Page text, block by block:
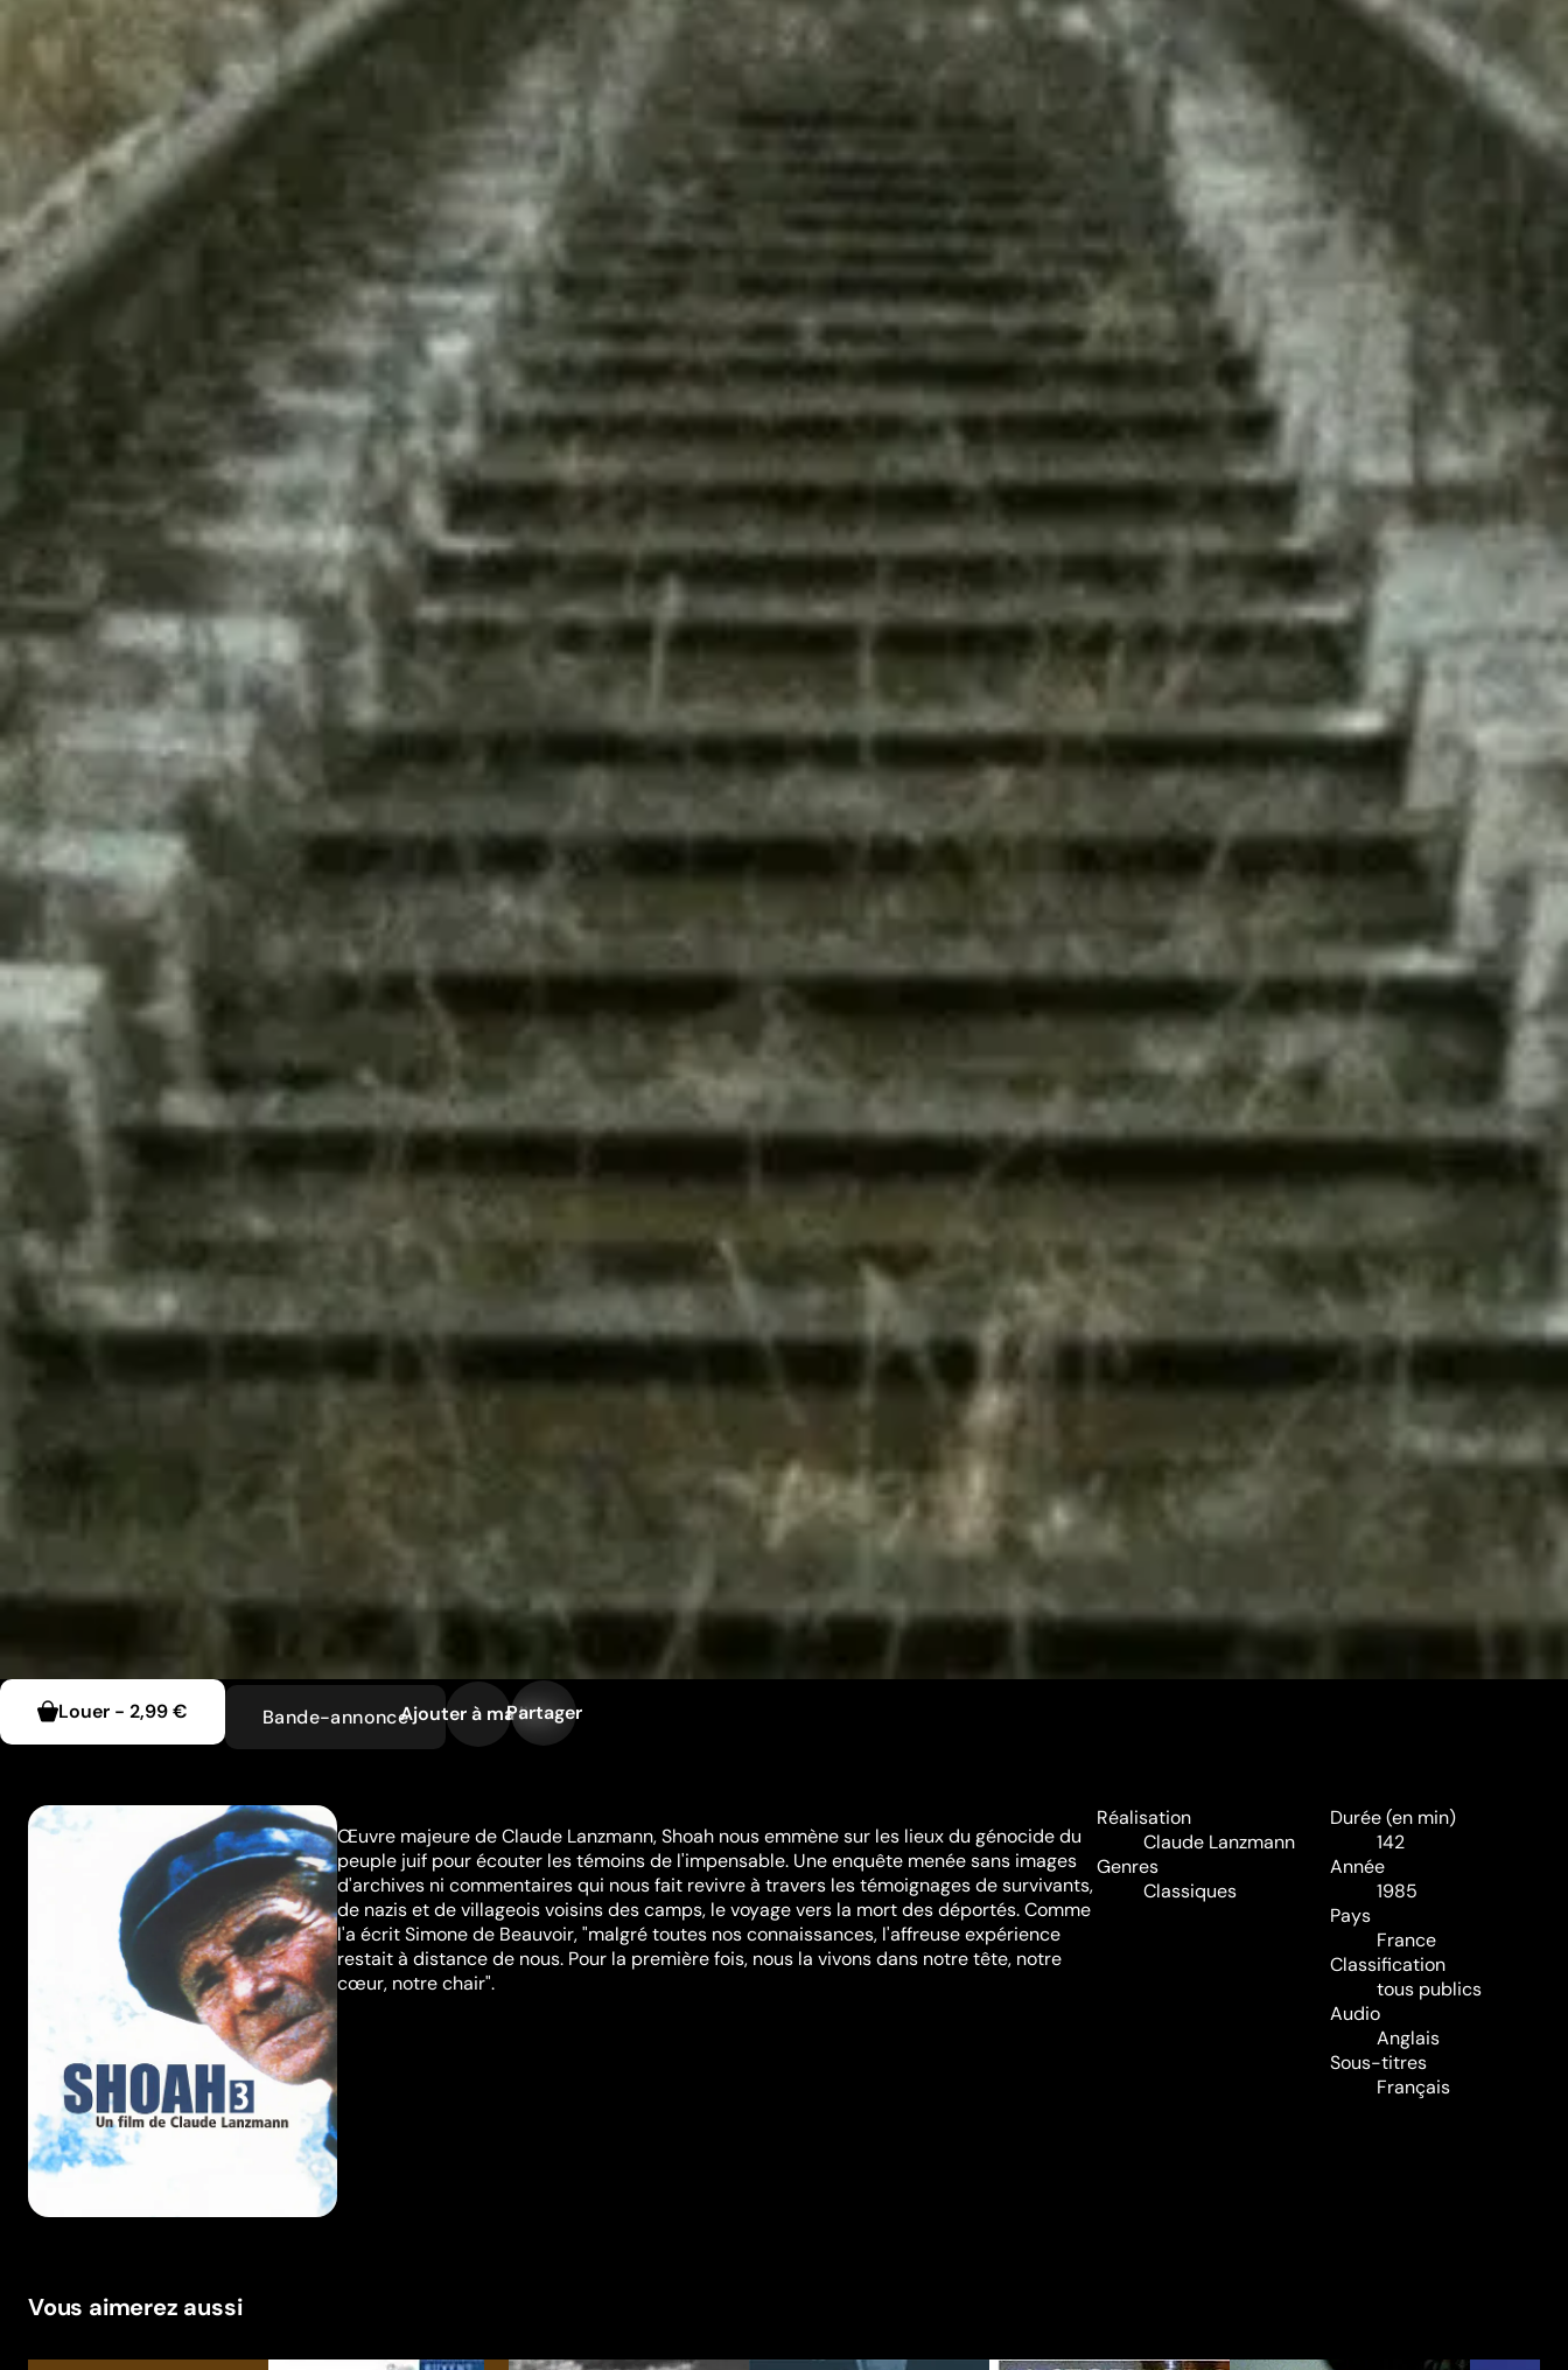
Louer - 2,99 € Bande-annonceAjouter à ma liste
Partager
Œuvre majeure de Claude Lanzmann, Shoah nous emmène sur les lieux du génocide du
peuple juif pour écouter les témoins de l'impensable. Une enquête menée sans images
d'archives ni commentaires qui nous fait revivre à travers les témoignages de survivants,
de nazis et de villageois voisins des camps, le voyage vers la mort des déportés. Comme
l'a écrit Simone de Beauvoir, "malgré toutes nos connaissances, l'affreuse expérience
restait à distance de nous. Pour la première fois, nous la vivons dans notre tête, notre
cœur, notre chair".
Réalisation
Claude Lanzmann
Genres
Classiques
Durée (en min)
142
Année
1985
Pays
France
Classification
tous publics
Audio
Anglais
Sous-titres
Français
Vous aimerez aussi